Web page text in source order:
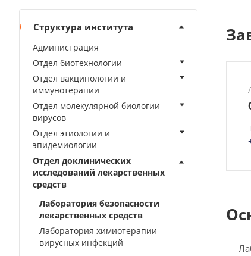
Структура института
Администрация
Отдел биотехнологии
Отдел вакцинологии и
иммунотерапии
Отдел молекулярной биологии
вирусов
Отдел этиологии и
эпидемиологии
Отдел доклинических
исследований лекарственных
средств
Лаборатория безопасности
лекарственных средств
Лаборатория химиотерапии
вирусных инфекций